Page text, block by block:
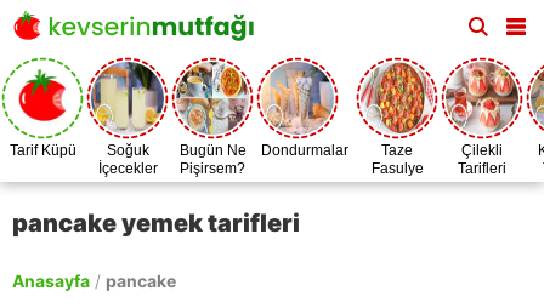
Tarif Küpü
Soğuk
İçecekler
Bugün Ne
Pişirsem?
Dondurmalar
Taze
Fasulye
Zamanı
Çilekli
Tarifleri
pancake yemek tarifleri
Anasayfa / pancake